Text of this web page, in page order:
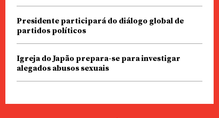
Presidente participará do diálogo global de
partidos políticos
Igreja do Japão prepara-se para investigar
alegados abusos sexuais